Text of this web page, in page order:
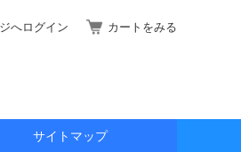
へログイン カートをみる
サイトマップ